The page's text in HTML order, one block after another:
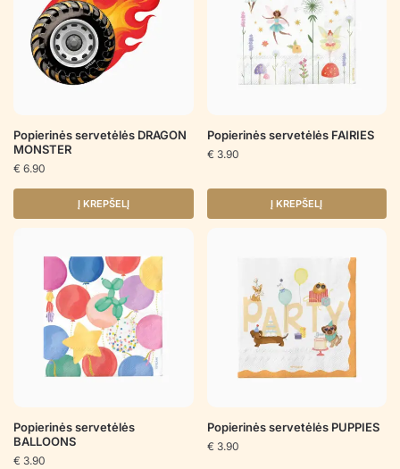
Popierinės servetėlės DRAGON
MONSTER
€ 6.90
Į KREPŠELĮ
Popierinės servetėlės FAIRIES
€ 3.90
Į KREPŠELĮ
Popierinės servetėlės
BALLOONS
€ 3.90
Popierinės servetėlės PUPPIES
€ 3.90